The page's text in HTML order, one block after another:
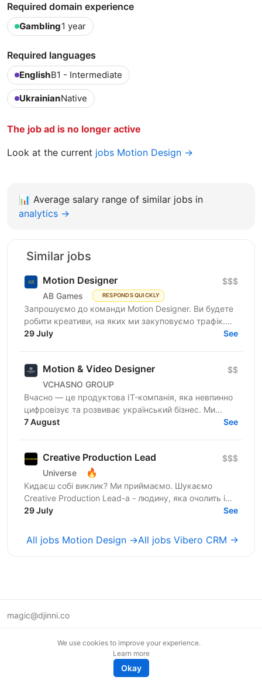
Required domain experience
Gambling1 year
Required languages
EnglishB1 - Intermediate
UkrainianNative
The job ad is no longer active
Look at the current jobs Motion Design →
📊 Average salary range of similar jobs in
analytics →
Similar jobs
Motion Designer
AB Games RESPONDS QUICKLY
$$$
Запрошуємо до команди Motion Designer. Ви будете
робити креативи, на яких ми закуповуємо трафік.
Це щоденний потік: нові концепти, варіації хуків,
29 July See
Motion & Video Designer
VCHASNO GROUP
$$
Вчасно — це продуктова IT-компанія, яка невпинно
цифровізує та розвиває український бізнес. Ми
змінюємо підхід до роботи з документами: від
7 August See
Creative Production Lead
Universe 🔥
$$$
Кидаєш собі виклик? Ми приймаємо. Шукаємо
Creative Production Lead-а - людину, яка очолить і
перебудує функцію креативного продакшну,
29 July See
All jobs Motion Design →All jobs Vibero CRM →
magic@djinni.co
We use cookies to improve your experience.
Learn more
Okay